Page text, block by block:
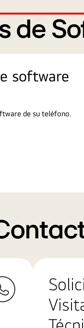
de
software
de su teléfono.